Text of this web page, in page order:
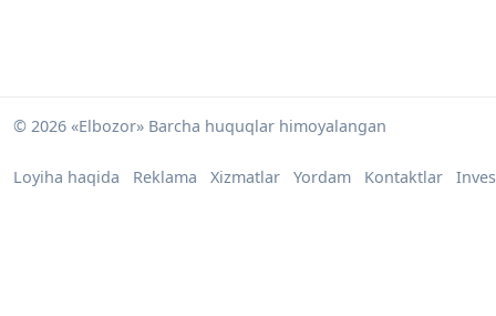
© 2026 «Elbozor» Barcha huquqlar himoyalangan
Loyiha haqida Reklama Xizmatlar Yordam Kontaktlar